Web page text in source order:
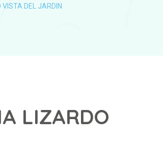
VISTA DEL JARDIN
LIZARDO